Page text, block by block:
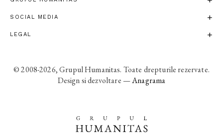
SOCIAL MEDIA
LEGAL
© 2008-2026, Grupul Humanitas. Toate drepturile rezervate.
Design si dezvoltare —Anagrama